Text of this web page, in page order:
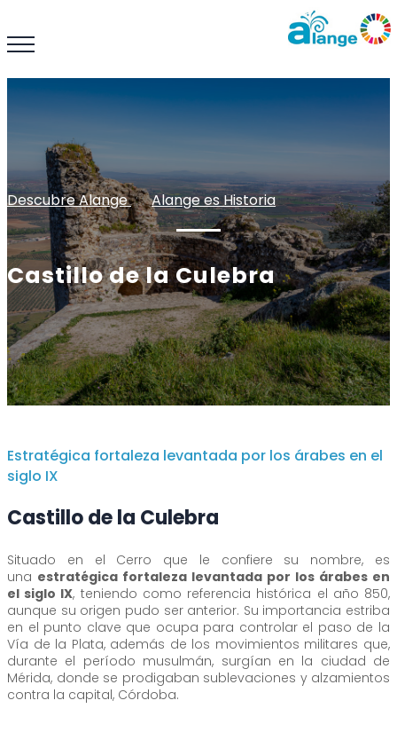
Descubre Alange: : Alange es Historia
Castillo de la Culebra
Estratégica fortaleza levantada por los árabes en el
siglo IX
Castillo de la Culebra
Situado en el Cerro que le confiere su nombre, es
una estratégica fortaleza levantada por los árabes en
el siglo IX, teniendo como referencia histórica el año 850,
aunque su origen pudo ser anterior. Su importancia estriba
en el punto clave que ocupa para controlar el paso de la
Vía de la Plata, además de los movimientos militares que,
durante el período musulmán, surgían en la ciudad de
Mérida, donde se prodigaban sublevaciones y alzamientos
contra la capital, Córdoba.